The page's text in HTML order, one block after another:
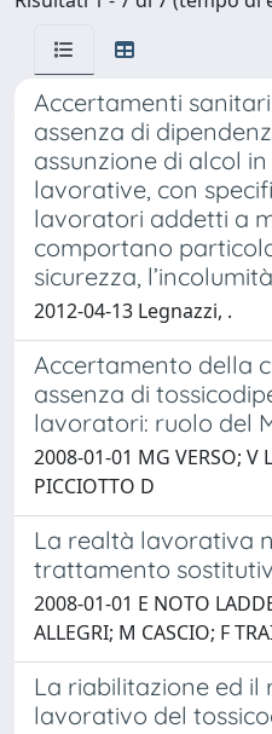
Accertamenti
assenza di
assunzione di alcol
lavorative, con
lavoratori addetti a
comportano
sicurezza,
2012-04-13 Legnazzi, .
Accertamento della
assenza di
lavoratori: ruolo del
2008-01-01 MG VERSO; V
PICCIOTTO D
La realtà lavorativa
trattamento
2008-01-01 E NOTO
ALLEGRI; M CASCIO; F
La riabilitazione ed il
lavorativo del